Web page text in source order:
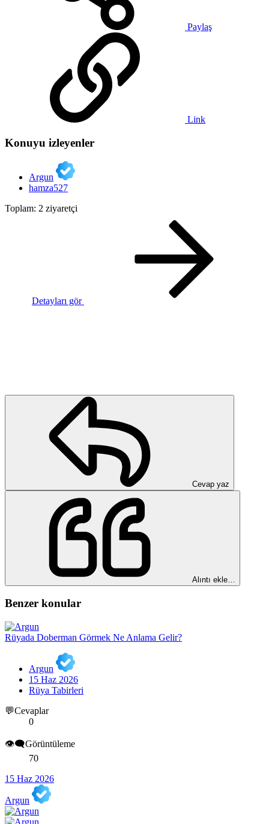
Paylaş
Link
Konuyu izleyenler
Argun
hamza527
Toplam: 2 ziyaretçi
Detayları gör
Cevap yaz
Alıntı ekle…
Benzer konular
Rüyada Doberman Görmek Ne Anlama Gelir?
Argun
15 Haz 2026
Rüya Tabirleri
💬Cevaplar
0
👁️‍🗨️Görüntüleme
70
15 Haz 2026
Argun